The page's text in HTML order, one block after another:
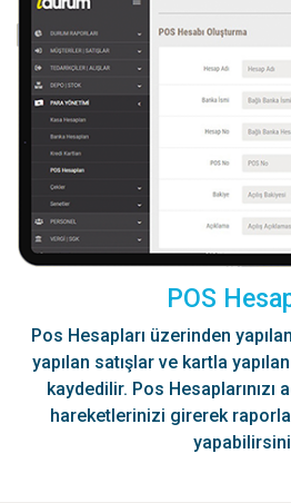
POS
Pos Hesapları üzerinden
yapılan satışlar ve kartla
kaydedilir. Pos
hareketlerinizi girerek